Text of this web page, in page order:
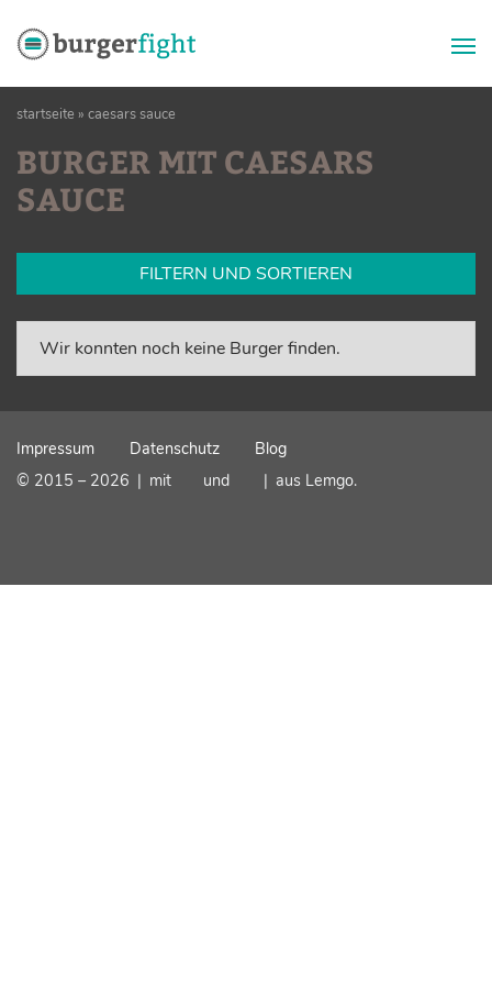
Inhalt
springen
startseite » caesars sauce
BURGER MIT CAESARS
SAUCE
FILTERN UND SORTIEREN
Wir konnten noch keine Burger finden.
Impressum Datenschutz
Blog
© 2015 – 2026 | mit und | aus Lemgo.